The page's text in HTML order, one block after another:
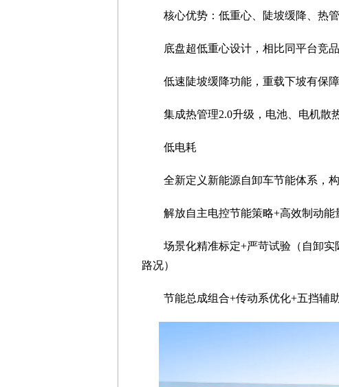
核心优势：低重心、陡坡缓降、热
底盘超低重心设计，相比同平台竞
低速陡坡缓降功能，重载下坡有保障
集成热管理2.0升级，电池、电机散
低电耗
全新定义新能源自卸车节能体系，
解放自主电控节能策略+高效制动能
场景化精准标定+严苛试验（自卸
路况）
节能总成组合+传动系优化+五挡辅